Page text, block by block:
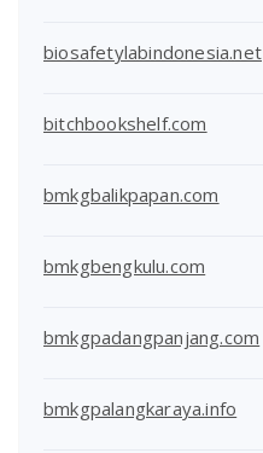
biosafetylabindonesia.net
bitchbookshelf.com
bmkgbalikpapan.com
bmkgbengkulu.com
bmkgpadangpanjang.com
bmkgpalangkaraya.info